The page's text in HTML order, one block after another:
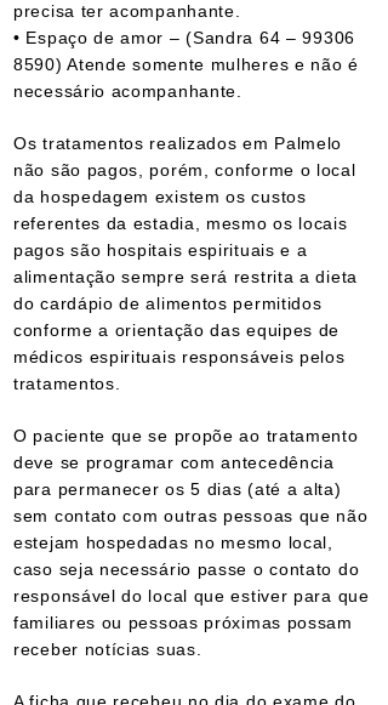
precisa ter acompanhante.
• Espaço de amor – (Sandra 64 –99306
8590) Atende somente mulheres e não é
necessário acompanhante.
Os tratamentos realizados em Palmelo
não são pagos, porém, conforme o local
da hospedagem existem os custos
referentes da estadia, mesmo os locais
pagos são hospitais espirituais e a
alimentação sempre será restrita a dieta
do cardápio de alimentos permitidos
conforme a orientação das equipes de
médicos espirituais responsáveis pelos
tratamentos.
O paciente que se propõe ao tratamento
deve se programar com antecedência
para permanecer os 5 dias (até a alta)
sem contato com outras pessoas que não
estejam hospedadas no mesmo local,
caso seja necessário passe o contato do
responsável do local que estiver para que
familiares ou pessoas próximas possam
receber notícias suas.